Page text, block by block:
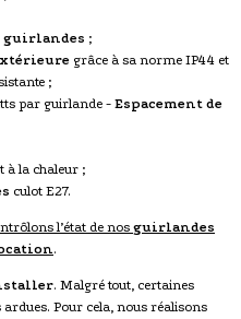
guirlandes ;
grâce à sa norme IP44 et
;
par guirlande - Espacement de
à la chaleur ;
culot E27.
l’état de nos guirlandes
.
. Malgré tout, certaines
Pour cela, nous réalisons